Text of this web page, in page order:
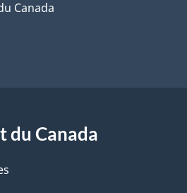
Canada
du Canada